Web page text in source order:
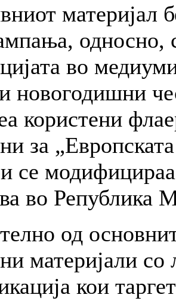
материјал
односно,
во
новогодишни
користени
за
се
во Република
од
материјали
кои